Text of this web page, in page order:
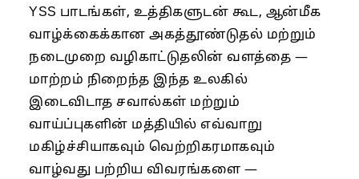
YSS பாடங்கள், உத்திகளுடன் கூட, ஆன்மீக
வாழ்க்கைக்கான அகத்தூண்டுதல் மற்றும்
நடைமுறை வழிகாட்டுதலின் வளத்தை —
மாற்றம் நிறைந்த இந்த உலகில்
இடைவிடாத சவால்கள் மற்றும்
வாய்ப்புகளின் மத்தியில் எவ்வாறு
மகிழ்ச்சியாகவும் வெற்றிகரமாகவும்
வாழ்வது பற்றிய விவரங்களை —